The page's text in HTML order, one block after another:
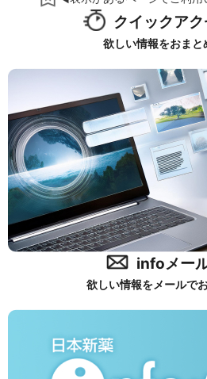
クイックア
欲しい情報をおまと
infoメー
欲しい情報をメールで